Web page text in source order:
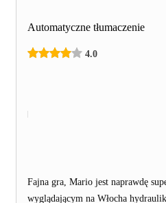
Automatyczne tłumaczenie
4.0
Fajna gra, Mario jest naprawdę
wyglądającym na Włocha